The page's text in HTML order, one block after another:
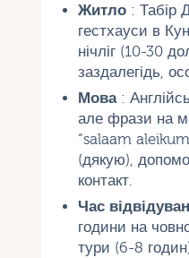
Житло: Табір
гестхауси в
нічліг (10-30
заздалегідь,
Мова:
але фрази на
“salaam
(дякую),
контакт.
Час
години на
тури (6-8